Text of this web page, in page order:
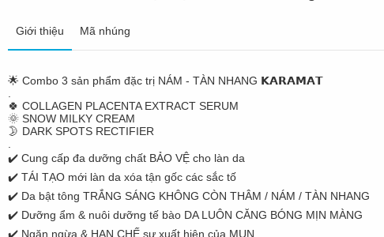
Giới thiệu Mã nhúng
🌟 Combo 3 sản phẩm đặc trị NÁM - TÀN NHANG 𝗞𝗔𝗥𝗔𝗠𝗔𝗧
🍀 COLLAGEN PLACENTA EXTRACT SERUM
🌞 SNOW MILKY CREAM
🌛 DARK SPOTS RECTIFIER
✔️ Cung cấp đa dưỡng chất BẢO VỆ cho làn da
✔️ TÁI TẠO mới làn da xóa tận gốc các sắc tố
✔️ Da bật tông TRẮNG SÁNG KHÔNG CÒN THÂM / NÁM / TÀN NHANG
✔️ Dưỡng ẩm & nuôi dưỡng tế bào DA LUÔN CĂNG BÓNG MỊN MÀNG
✔️ Ngăn ngừa & HẠN CHẾ sự xuất hiện của MỤN